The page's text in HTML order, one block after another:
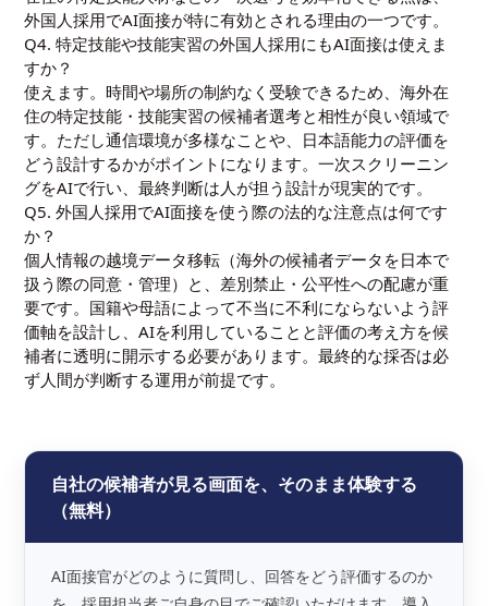
外国人採用でAI面接が特に有効とされる理由の一つです。
Q4. 特定技能や技能実習の外国人採用にもAI面接は使えま
すか？
使えます。時間や場所の制約なく受験できるため、海外在
住の特定技能・技能実習の候補者選考と相性が良い領域で
す。ただし通信環境が多様なことや、日本語能力の評価を
どう設計するかがポイントになります。一次スクリーニン
グをAIで行い、最終判断は人が担う設計が現実的です。
Q5. 外国人採用でAI面接を使う際の法的な注意点は何です
か？
個人情報の越境データ移転（海外の候補者データを日本で
扱う際の同意・管理）と、差別禁止・公平性への配慮が重
要です。国籍や母語によって不当に不利にならないよう評
価軸を設計し、AIを利用していることと評価の考え方を候
補者に透明に開示する必要があります。最終的な採否は必
ず人間が判断する運用が前提です。
自社の候補者が見る画面を、そのまま体験する
（無料）
AI面接官がどのように質問し、回答をどう評価するのか